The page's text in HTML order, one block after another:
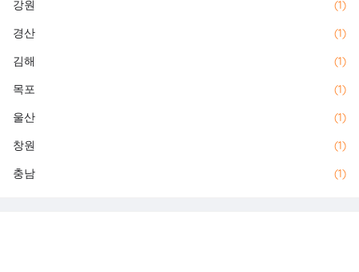
강원
(1)
경산
(1)
김해
(1)
목포
(1)
울산
(1)
창원
(1)
충남
(1)